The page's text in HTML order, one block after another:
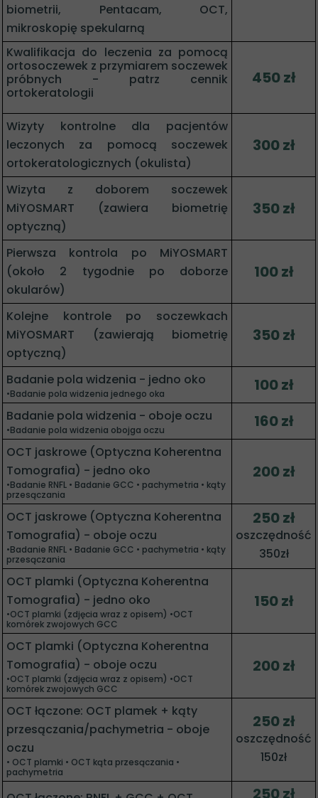
biometrii, Pentacam, OCT,
mikroskopię spekularną
Kwalifikacja do leczenia za pomocą
ortosoczewek z przymiarem soczewek
próbnych - patrz cennik
ortokeratologii
450 zł
Wizyty kontrolne dla pacjentów
leczonych za pomocą soczewek
ortokeratologicznych (okulista)
300 zł
Wizyta z doborem soczewek
MiYOSMART (zawiera biometrię
optyczną)
350 zł
Pierwsza kontrola po MiYOSMART
(około 2 tygodnie po doborze
okularów)
100 zł
Kolejne kontrole po soczewkach
MiYOSMART (zawierają biometrię
optyczną)
350 zł
Badanie pola widzenia - jedno oko
•Badanie pola widzenia jednego oka 100 zł
Badanie pola widzenia - oboje oczu
•Badanie pola widzenia obojga oczu 160 zł
OCT jaskrowe (Optyczna Koherentna
Tomografia) - jedno oko
•Badanie RNFL • Badanie GCC • pachymetria • kąty
przesączania
200 zł
OCT jaskrowe (Optyczna Koherentna
Tomografia) - oboje oczu
•Badanie RNFL • Badanie GCC • pachymetria • kąty
przesączania
250 zł
oszczędność
350zł
OCT plamki (Optyczna Koherentna
Tomografia) - jedno oko
•OCT plamki (zdjęcia wraz z opisem) •OCT
komórek zwojowych GCC
150 zł
OCT plamki (Optyczna Koherentna
Tomografia) - oboje oczu
•OCT plamki (zdjęcia wraz z opisem) •OCT
komórek zwojowych GCC
200 zł
OCT łączone: OCT plamek + kąty
przesączania/pachymetria - oboje
oczu
• OCT plamki • OCT kąta przesączania •
pachymetria
250 zł
oszczędność
150zł
250 zł